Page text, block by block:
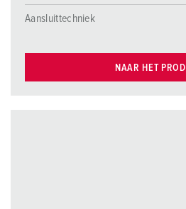
Aansluittechniek
NAAR HET